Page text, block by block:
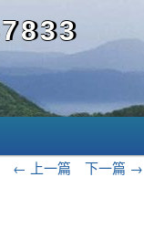
文章导航
← 上一篇 下一篇 →